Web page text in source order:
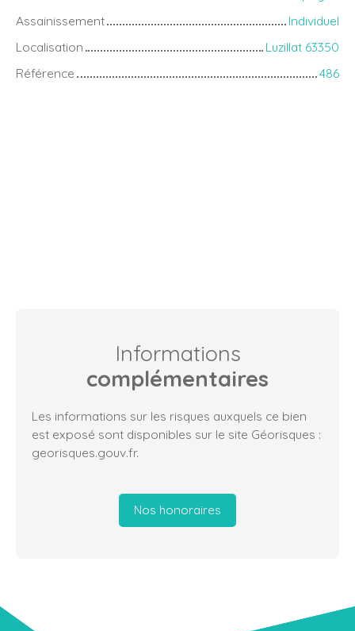
Assainissement
Individuel
Localisation
Luzillat 63350
Référence
486
Informations
complémentaires
Les informations sur les risques auxquels ce bien
est exposé sont disponibles sur le site Géorisques :
georisques.gouv.fr.
Nos honoraires